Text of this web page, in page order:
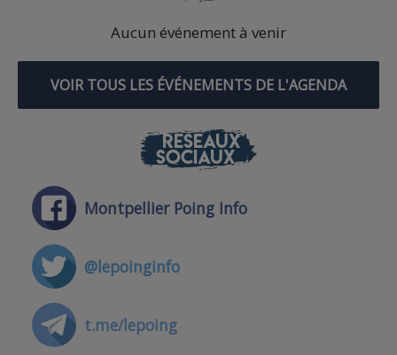
Aucun événement à venir
VOIR TOUS LES ÉVÉNEMENTS DE L'AGENDA
RÉSEAUX
SOCIAUX
Montpellier Poing Info
@lepoinginfo
t.me/lepoing